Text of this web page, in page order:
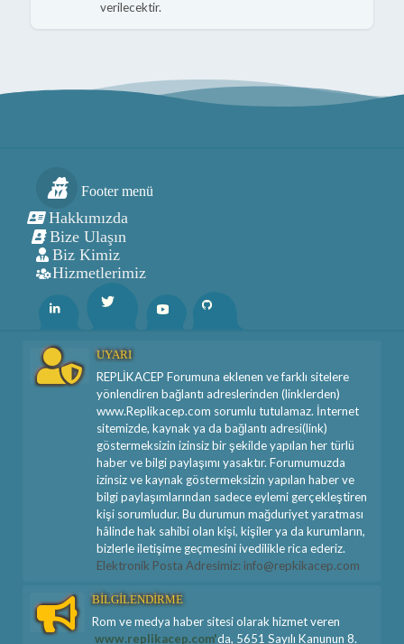
verilecektir.
Footer menü
Hakkımızda
Bize Ulaşın
Biz Kimiz
Hizmetlerimiz
Linkedin Twitter Youtube Github
UYARI
REPLİKACEP Forumuna eklenen ve farklı sitelere
yönlendiren bağlantı adreslerinden (linklerden)
www.Replikacep.com sorumlu tutulamaz. İnternet
sitemizde, kaynak ya da bağlantı adresi(link)
göstermeksizin izinsiz bir şekilde yapılan her türlü
haber ve bilgi paylaşımı yasaktır. Forumumuzda
izinsiz ve kaynak göstermeksizin yapılan haber ve
bilgi paylaşımlarından sadece eylemi gerçekleştiren
kişi sorumludur. Bu durumun mağduriyet yaratması
hâlinde hak sahibi olan kişi, kişiler ya da kurumların,
bizlerle iletişime geçmesini ivedilikle rica ederiz.
Elektronik Posta Adresimiz: info@repkikacep.com
BİLGİLENDİRME
Rom ve medya haber sitesi olarak hizmet veren
www.replikacep.com'da, 5651 Sayılı Kanunun 8.